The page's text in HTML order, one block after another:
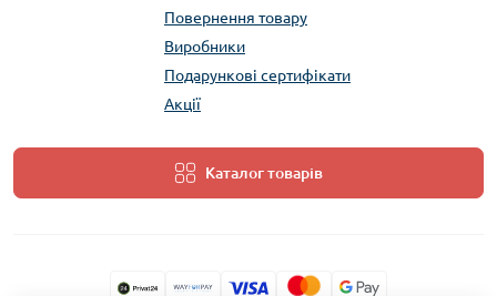
Повернення товару
Виробники
Подарункові сертифікати
Акції
Каталог товарів